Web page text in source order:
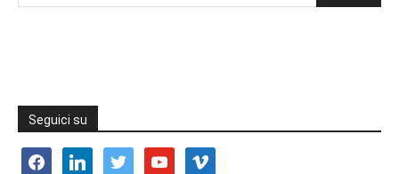
Seguici su
facebooklinkedin twitter youtube vimeo